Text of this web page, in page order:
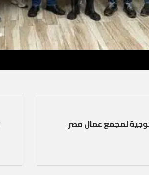
لمجمع عمال مصر